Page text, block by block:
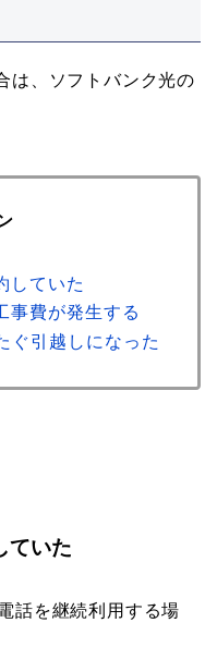
は、ソフトバンク光の
していた
事費が発生する
ぐ引越しになった
ていた
話を継続利用する場